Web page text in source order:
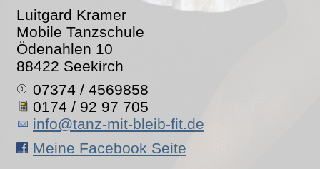
Luitgard Kramer
Mobile Tanzschule
Ödenahlen 10
88422 Seekirch
07374 / 4569858
0174 / 92 97 705
info@tanz-mit-bleib-fit.de
Meine Facebook Seite